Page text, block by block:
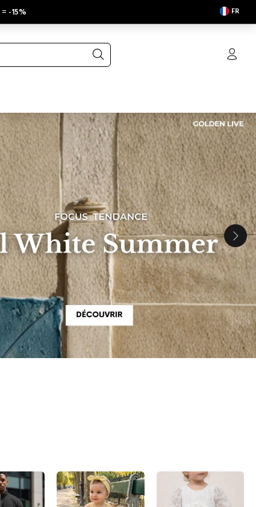
= -15% FR